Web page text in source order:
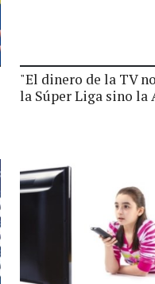
"El dinero de la TV
la Súper Liga sino la